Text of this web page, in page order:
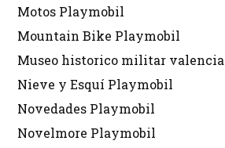
Motos Playmobil
Mountain Bike Playmobil
Museo historico militar valencia
Nieve y Esquí Playmobil
Novedades Playmobil
Novelmore Playmobil